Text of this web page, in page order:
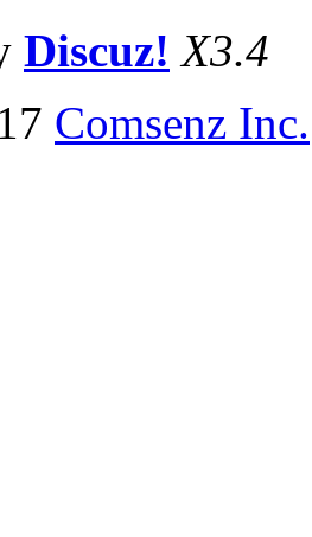
Discuz! X3.4
Comsenz Inc.